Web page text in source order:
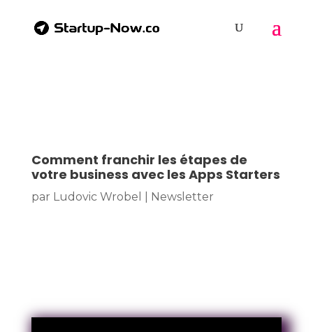
Comment franchir les étapes de
votre business avec les Apps Starters
par Ludovic Wrobel Newsletter